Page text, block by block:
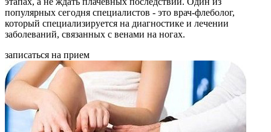
популярных сегодня специалистов - это врач-флеболог,
который специализируется на диагностике и лечении
заболеваний, связанных с венами на ногах.
записаться на прием